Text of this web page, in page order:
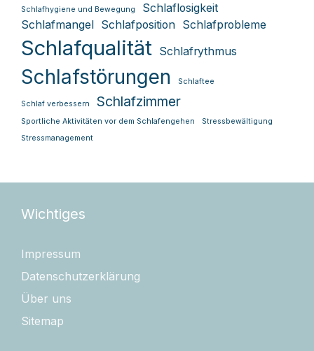
Schlafhygiene und Bewegung
Schlaflosigkeit
Schlafmangel Schlafposition Schlafprobleme
Schlafqualität Schlafrythmus
Schlafstörungen Schlaftee
Schlaf verbessern Schlafzimmer
Sportliche Aktivitäten vor dem Schlafengehen
Stressbewältigung
Stressmanagement
Wichtiges
Impressum
Datenschutzerklärung
Über uns
Sitemap